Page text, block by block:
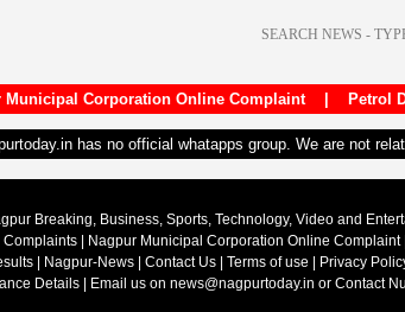
Municipal Corporation Online Complaint| Petrol
has no official whatapps group. We are not
Breaking, Business, Sports, Technology, Video and
Complaints| Nagpur Municipal Corporation Online Complaint|
Nagpur-News Contact Us Terms of use Privacy
Details | Email us on news@nagpurtoday.in or Contact